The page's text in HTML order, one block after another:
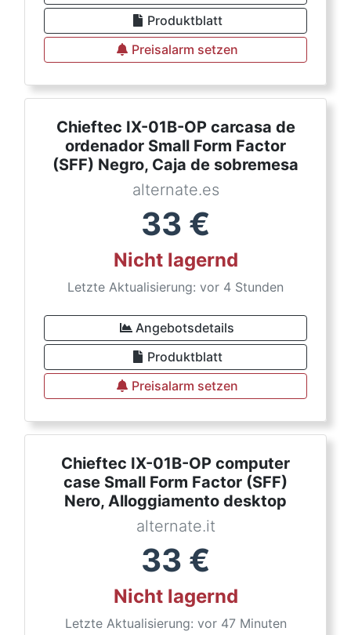
Produktblatt
Preisalarm setzen
Chieftec IX-01B-OP carcasa de
ordenador Small Form Factor
(SFF) Negro, Caja de sobremesa
alternate.es
33 €
Nicht lagernd
Letzte Aktualisierung: vor 4 Stunden
Angebotsdetails
Produktblatt
Preisalarm setzen
Chieftec IX-01B-OP computer
case Small Form Factor (SFF)
Nero, Alloggiamento desktop
alternate.it
33 €
Nicht lagernd
Letzte Aktualisierung: vor 47 Minuten